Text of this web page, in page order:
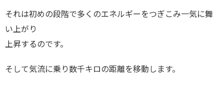
それは初めの段階で多くのエネルギーをつぎこみ一気に舞
い上がり
上昇するのです。
そして気流に乗り数千キロの距離を移動します。